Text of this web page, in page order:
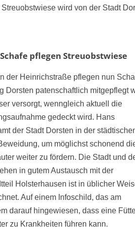
wird von der Stadt
pflegen Streuobstwiese
der Heinrichstraße pflegen nun
Dorsten patenschaftlich mitgepflegt
versorgt, wenngleich aktuell die
gedeckt wird. Hans
der Stadt Dorsten in der
um möglichst schonend
weiter zu fördern. Die Stadt und
in gutem Austausch mit der
Holsterhausen ist in üblicher
Auf einem Infoschild, das am
darauf hingewiesen, dass eine
zu Krankheiten führen kann.